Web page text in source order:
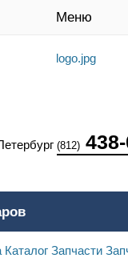
Меню
(812)
Каталог Запчасти